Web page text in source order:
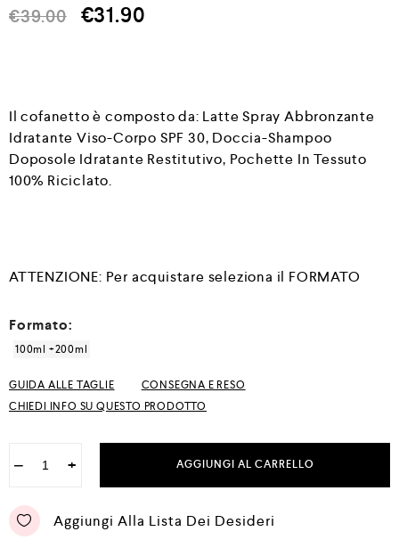
a
t
€39.00 €31.90
Il cofanetto è composto da: Latte Spray Abbronzante
Idratante Viso-Corpo SPF 30, Doccia-Shampoo
Doposole Idratante Restitutivo, Pochette In Tessuto
100% Riciclato.
ATTENZIONE: Per acquistare seleziona il FORMATO
Formato:
100ml +200ml
GUIDA ALLE TAGLIE
CONSEGNA E RESO
CHIEDI INFO SU QUESTO PRODOTTO
− + AGGIUNGI AL CARRELLO
Aggiungi Alla Lista Dei Desideri